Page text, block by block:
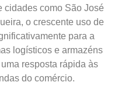
cidades como São José
o crescente uso de
para a
logísticos e armazéns
resposta rápida às
do comércio.